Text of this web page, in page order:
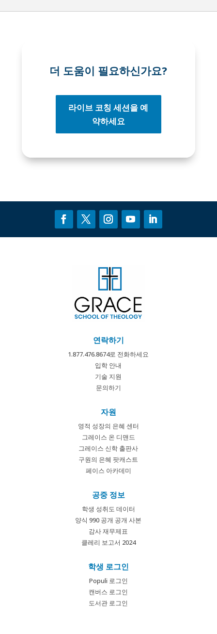
더 도움이 필요하신가요?
라이브 코칭 세션을 예
약하세요
연락하기
1.877.476.8674로 전화하세요
입학 안내
기술 지원
문의하기
자원
영적 성장의 은혜 센터
그레이스 온 디맨드
그레이스 신학 출판사
구원의 은혜 팟캐스트
페이스 아카데미
공중 정보
학생 성취도 데이터
양식 990 공개 공개 사본
감사 재무제표
클레리 보고서 2024
학생 로그인
Populi 로그인
캔버스 로그인
도서관 로그인